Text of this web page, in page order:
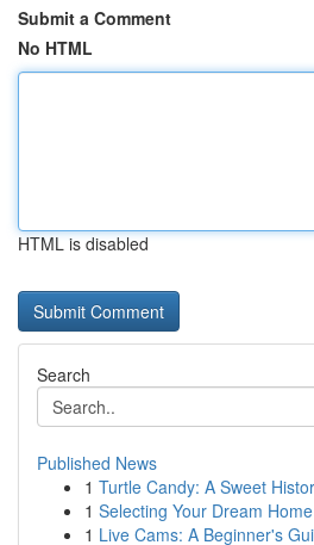
Submit a Comment
No HTML
HTML is disabled
Search
Published News
1 Turtle Candy: A Sweet
1 Selecting Your Dream
1 Live Cams: A Beginner's